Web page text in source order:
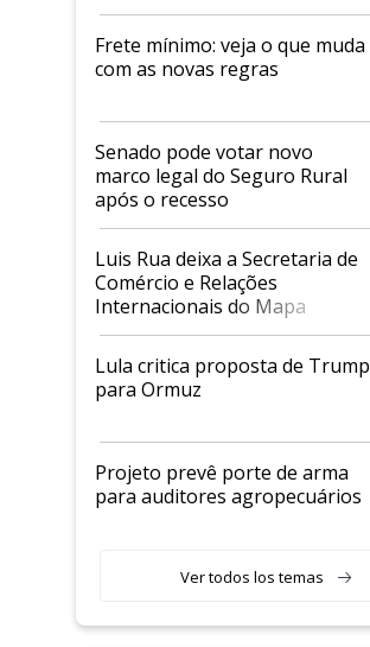
Frete mínimo: veja o que muda
com as novas regras
Senado pode votar novo
marco legal do Seguro Rural
após o recesso
Luis Rua deixa a Secretaria de
Comércio e Relações
Internacionais do Mapa
Lula critica proposta de Trump
para Ormuz
Projeto prevê porte de arma
para auditores agropecuários
Ver todos los temas